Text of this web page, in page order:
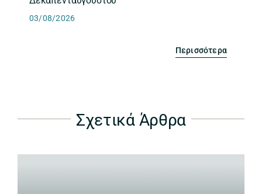
03/08/2026
Περισσότερα
Σχετικά Άρθρα